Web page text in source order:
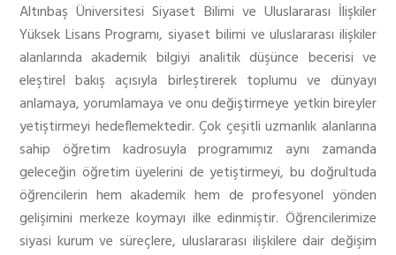
Altınbaş Üniversitesi Siyaset Bilimi ve Uluslararası İlişkiler
Yüksek Lisans Programı, siyaset bilimi ve uluslararası ilişkiler
alanlarında akademik bilgiyi analitik düşünce becerisi ve
eleştirel bakış açısıyla birleştirerek toplumu ve dünyayı
anlamaya, yorumlamaya ve onu değiştirmeye yetkin bireyler
yetiştirmeyi hedeflemektedir. Çok çeşitli uzmanlık alanlarına
sahip öğretim kadrosuyla programımız aynı zamanda
geleceğin öğretim üyelerini de yetiştirmeyi, bu doğrultuda
öğrencilerin hem akademik hem de profesyonel yönden
gelişimini merkeze koymayı ilke edinmiştir. Öğrencilerimize
siyasi kurum ve süreçlere, uluslararası ilişkilere dair değişim